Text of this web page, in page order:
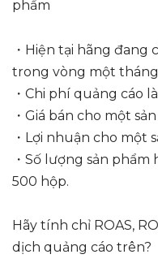
phẩm
・Hiện tại hãng
trong vòng một
・Chi phí quảng cáo
・Giá bán cho một
・Lợi nhuận cho một
・Số lượng sản
500 hộp.
Hãy tính chỉ ROAS,
dịch quảng cáo trên?